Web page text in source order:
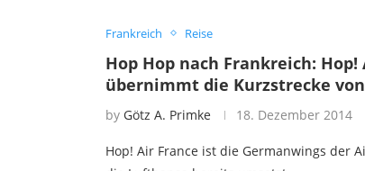
Frankreich Reise
Hop Hop nach Frankreich: Hop!
übernimmt die Kurzstrecke
by Götz A. Primke 18. Dezember 2014
Hop! Air France ist die Germanwings der